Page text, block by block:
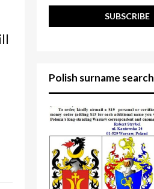
Polish surname search